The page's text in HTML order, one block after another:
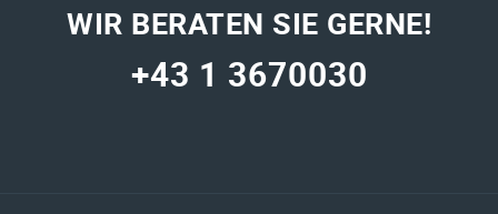
WIR BERATEN SIE GERNE!
+43 1 3670030